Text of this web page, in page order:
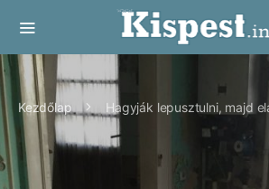
Kezdőlap Hagyják lepusztulni, majd